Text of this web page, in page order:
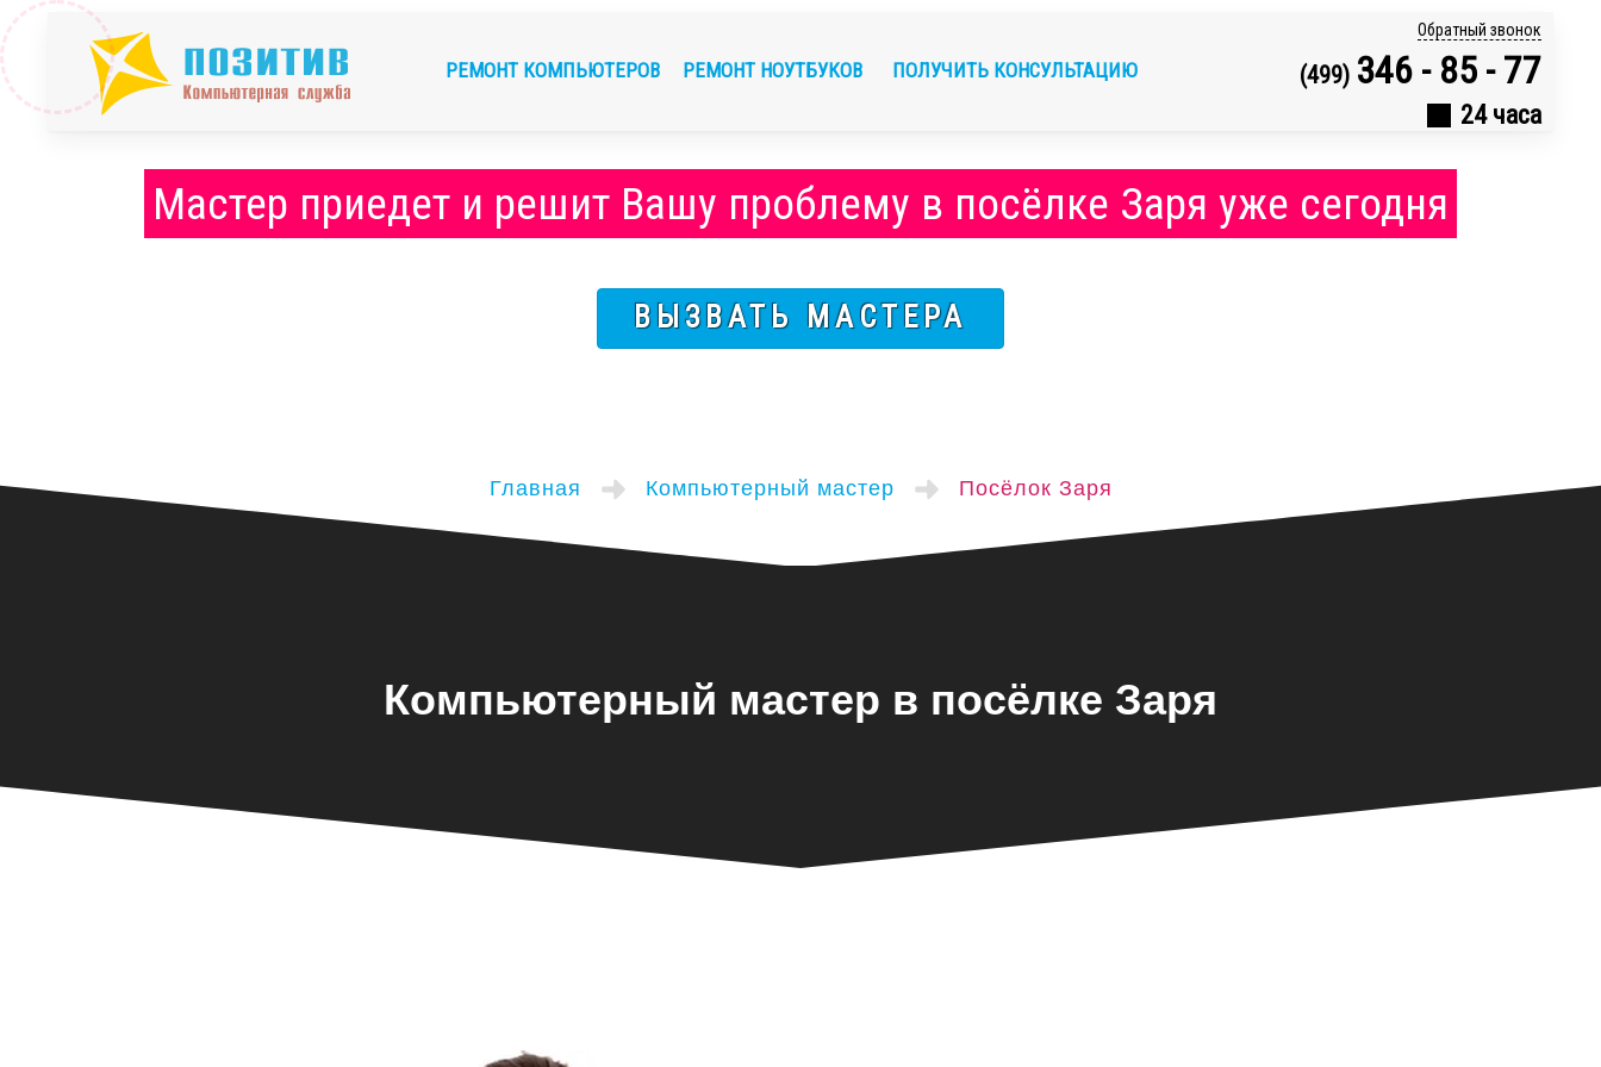
Обратный звонок
(499) 346 - 85 - 77
24 часа
РЕМОНТ КОМПЬЮТЕРОВ РЕМОНТ НОУТБУКОВ ПОЛУЧИТЬ КОНСУЛЬТАЦИЮ
Мастер приедет и решит Вашу проблему в посёлке Заря уже сегодня
ВЫЗВАТЬ МАСТЕРА
Главная Компьютерный мастер Посёлок Заря
Компьютерный мастер в посёлке Заря